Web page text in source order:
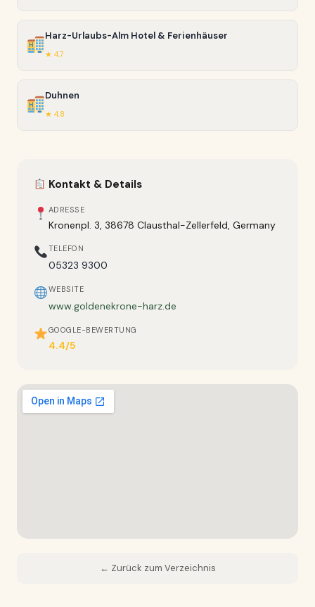
Harz-Urlaubs-Alm Hotel & Ferienhäuser
★ 4.7
Duhnen
★ 4.8
Kontakt & Details
ADRESSE
Kronenpl. 3, 38678 Clausthal-Zellerfeld, Germany
TELEFON
05323 9300
WEBSITE
www.goldenekrone-harz.de
GOOGLE-BEWERTUNG
4.4/5
← Zurück zum Verzeichnis